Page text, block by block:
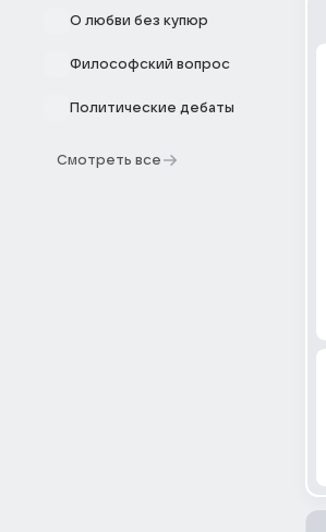
О любви без купюр
Философский вопрос
Политические дебаты
Смотреть все